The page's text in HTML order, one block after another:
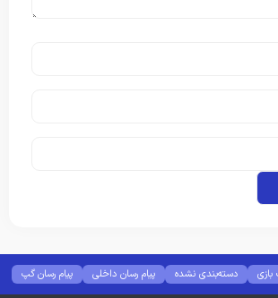
بازی دسته‌بندی نشده پیام رسان داخلی
پیام رسان گپ